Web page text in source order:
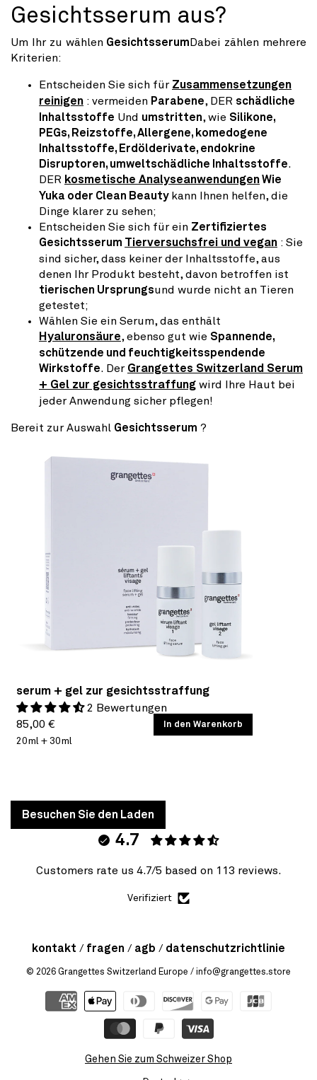
Gesichtsserum aus?
Um Ihr zu wählen Gesichtsserum Dabei zählen mehrere
Kriterien:
Entscheiden Sie sich für Zusammensetzungen
reinigen : vermeiden Parabene, DER schädliche
Inhaltsstoffe Und umstritten, wie Silikone,
PEGs, Reizstoffe, Allergene, komedogene
Inhaltsstoffe, Erdölderivate, endokrine
Disruptoren, umweltschädliche Inhaltsstoffe.
DER kosmetische AnalyseanwendungenWie
Yuka oder Clean Beautykann Ihnen helfen, die
Dinge klarer zu sehen;
Entscheiden Sie sich für ein Zertifiziertes
Gesichtsserum Tierversuchsfrei und vegan : Sie
sind sicher, dass keiner der Inhaltsstoffe, aus
denen Ihr Produkt besteht, davon betroffen ist
tierischen Ursprungsund wurde nicht an Tieren
getestet;
Wählen Sie ein Serum, das enthält
Hyaluronsäure, ebenso gut wie Spannende,
schützende und feuchtigkeitsspendende
Wirkstoffe. Der Grangettes Switzerland Serum
+ Gel zur gesichtsstraffung wird Ihre Haut bei
jeder Anwendung sicher pflegen!
Bereit zur Auswahl Gesichtsserum ?
serum + gel zur gesichtsstraffung
2 Bewertungen
Normaler
Preis
85,00 €
GRUNDPREIS
/
20ml + 30ml
In den Warenkorb
Besuchen Sie den Laden
4.7
Customers rate us 4.7/5 based on 113 reviews.
Verifiziert
kontakt fragen agb datenschutzrichtlinie
© 2026 Grangettes Switzerland Europe / info@grangettes.store
Gehen Sie zum Schweizer Shop